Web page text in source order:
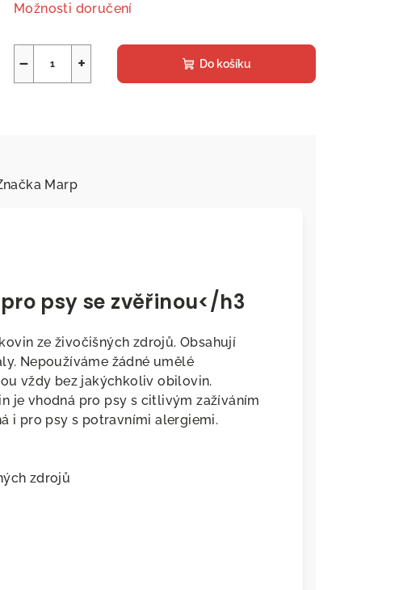
Možnosti doručení
+
− Do košíku
Marp
psy se zvěřinou</h3
ze živočišných zdrojů. Obsahují
Nepoužíváme žádné umělé
vždy bez jakýchkoliv obilovin.
je vhodná pro psy s citlivým zažíváním
i pro psy s potravními alergiemi.
zdrojů